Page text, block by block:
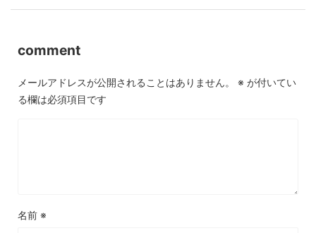
comment
メールアドレスが公開されることはありません。 ※ が付いてい
る欄は必須項目です
名前 ※